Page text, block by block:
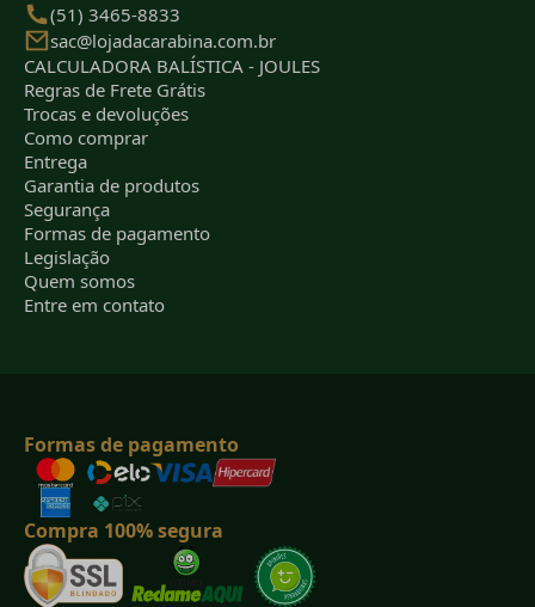
(51) 3465-8833
sac@lojadacarabina.com.br
CALCULADORA BALÍSTICA - JOULES
Regras de Frete Grátis
Trocas e devoluções
Como comprar
Entrega
Garantia de produtos
Segurança
Formas de pagamento
Legislação
Quem somos
Entre em contato
Formas de pagamento
Compra 100% segura